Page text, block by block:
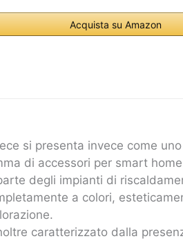
Acquista su Amazon
si presenta invece come
di accessori per smart
degli impianti di
a colori,
caratterizzato dalla